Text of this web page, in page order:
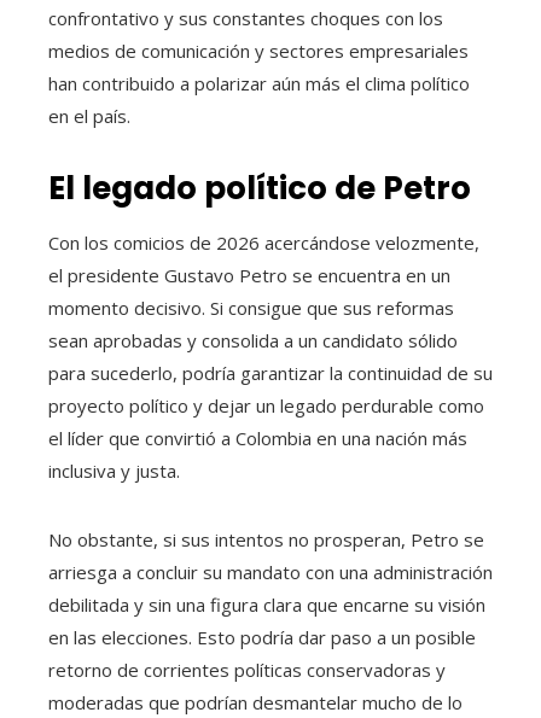
confrontativo y sus constantes choques con los
medios de comunicación y sectores empresariales
han contribuido a polarizar aún más el clima político
en el país.
El legado político de Petro
Con los comicios de 2026 acercándose velozmente,
el presidente Gustavo Petro se encuentra en un
momento decisivo. Si consigue que sus reformas
sean aprobadas y consolida a un candidato sólido
para sucederlo, podría garantizar la continuidad de su
proyecto político y dejar un legado perdurable como
el líder que convirtió a Colombia en una nación más
inclusiva y justa.
No obstante, si sus intentos no prosperan, Petro se
arriesga a concluir su mandato con una administración
debilitada y sin una figura clara que encarne su visión
en las elecciones. Esto podría dar paso a un posible
retorno de corrientes políticas conservadoras y
moderadas que podrían desmantelar mucho de lo